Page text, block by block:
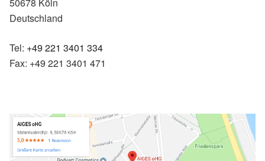
Deutschland
Tel: +49 221 3401 334
Fax: +49 221 3401 471